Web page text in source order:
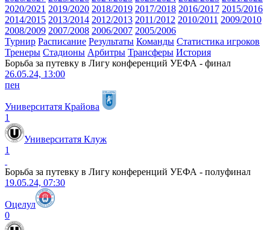
2020/2021 2019/2020 2018/2019 2017/2018 2016/2017 2015/2016
2014/2015 2013/2014 2012/2013 2011/2012 2010/2011 2009/2010
2008/2009 2007/2008 2006/2007 2005/2006
Турнир Расписание Результаты Команды Статистика игроков
Тренеры Стадионы Арбитры Трансферы История
Борьба за путевку в Лигу конференций УЕФА - финал
26.05.24, 13:00
пен
Университатя Крайова
1
Университатя Клуж
1
Борьба за путевку в Лигу конференций УЕФА - полуфинал
19.05.24, 07:30
Оцелул
0